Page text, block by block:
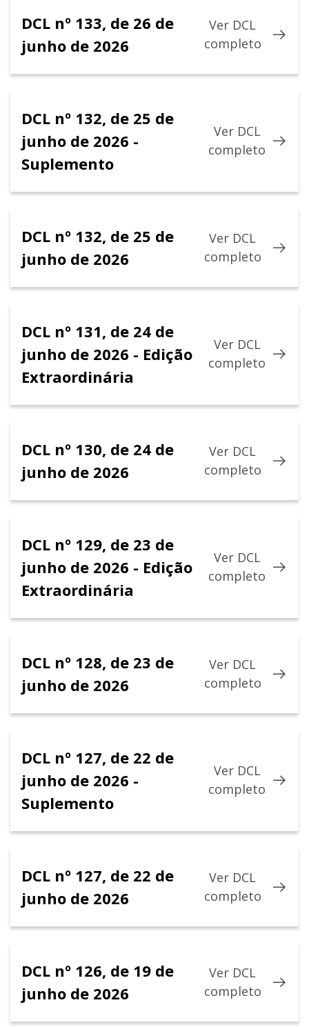
DCL nº 133, de 26 de
junho de 2026
Ver DCL
completo
DCL nº 132, de 25 de
junho de 2026 -
Suplemento
Ver DCL
completo
DCL nº 132, de 25 de
junho de 2026
Ver DCL
completo
DCL nº 131, de 24 de
junho de 2026 - Edição
Extraordinária
Ver DCL
completo
DCL nº 130, de 24 de
junho de 2026
Ver DCL
completo
DCL nº 129, de 23 de
junho de 2026 - Edição
Extraordinária
Ver DCL
completo
DCL nº 128, de 23 de
junho de 2026
Ver DCL
completo
DCL nº 127, de 22 de
junho de 2026 -
Suplemento
Ver DCL
completo
DCL nº 127, de 22 de
junho de 2026
Ver DCL
completo
DCL nº 126, de 19 de
junho de 2026
Ver DCL
completo